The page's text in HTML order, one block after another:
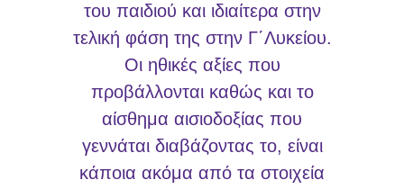
του παιδιού και ιδιαίτερα στην
τελική φάση της στην Γ΄Λυκείου.
Οι ηθικές αξίες που
προβάλλονται καθώς και το
αίσθημα αισιοδοξίας που
γεννάται διαβάζοντας το, είναι
κάποια ακόμα από τα στοιχεία